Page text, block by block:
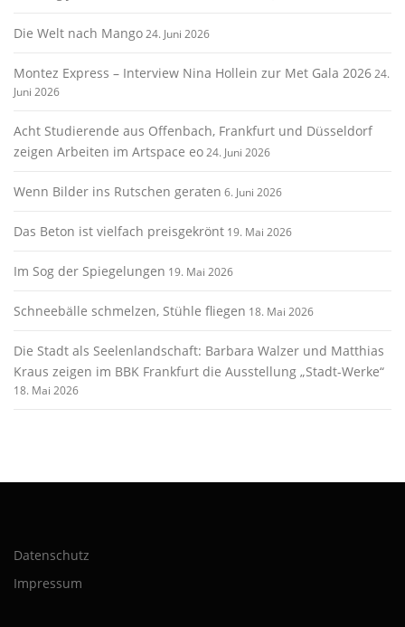
Die Welt nach Mango24. Juni 2026
Montez Express – Interview Nina Hollein zur Met Gala 202624.
Juni 2026
Acht Studierende aus Offenbach, Frankfurt und Düsseldorf
zeigen Arbeiten im Artspace eo24. Juni 2026
Wenn Bilder ins Rutschen geraten 6. Juni 2026
Das Beton ist vielfach preisgekrönt 19. Mai 2026
Im Sog der Spiegelungen 19. Mai 2026
Schneebälle schmelzen, Stühle fliegen 18. Mai 2026
Die Stadt als Seelenlandschaft: Barbara Walzer und Matthias
Kraus zeigen im BBK Frankfurt die Ausstellung „Stadt-Werke“
18. Mai 2026
Datenschutz
Impressum